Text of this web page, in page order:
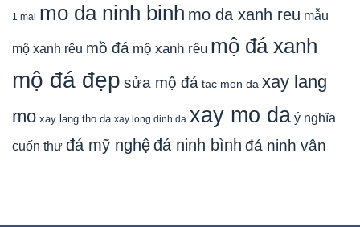
1 mai mo da ninh binh mo da xanh reu mẫu
mộ xanh rêu mồ đá mộ xanh rêu mộ đá xanh
mộ đá đẹp sửa mộ đá tac mon da xay lang
mo xay lang tho da xay long dinh da xay mo da ý nghĩa
cuốn thư đá mỹ nghệđá ninh bình đá ninh vân